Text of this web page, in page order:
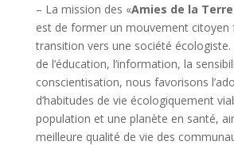
– La mission des «Amies de la
est de former un mouvement citoyen
transition vers une société écologiste.
de l’éducation, l’information, la
conscientisation, nous favorisons
d’habitudes de vie écologiquement
population et une planète en santé,
meilleure qualité de vie des